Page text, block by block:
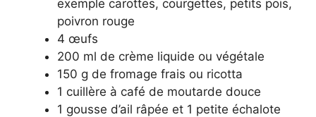
exemple carottes, courgettes, petits pois,
poivron rouge
4 œufs
200 ml de crème liquide ou végétale
150 g de fromage frais ou ricotta
1 cuillère à café de moutarde douce
1 gousse d’ail râpée et 1 petite échalote